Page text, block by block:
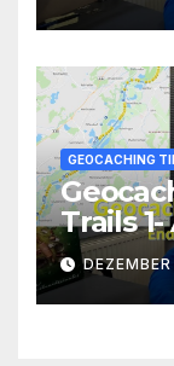
GEOCACHING
Trails